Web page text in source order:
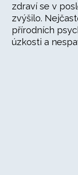
zdraví se v
zvýšilo.
přírodních
úzkosti a